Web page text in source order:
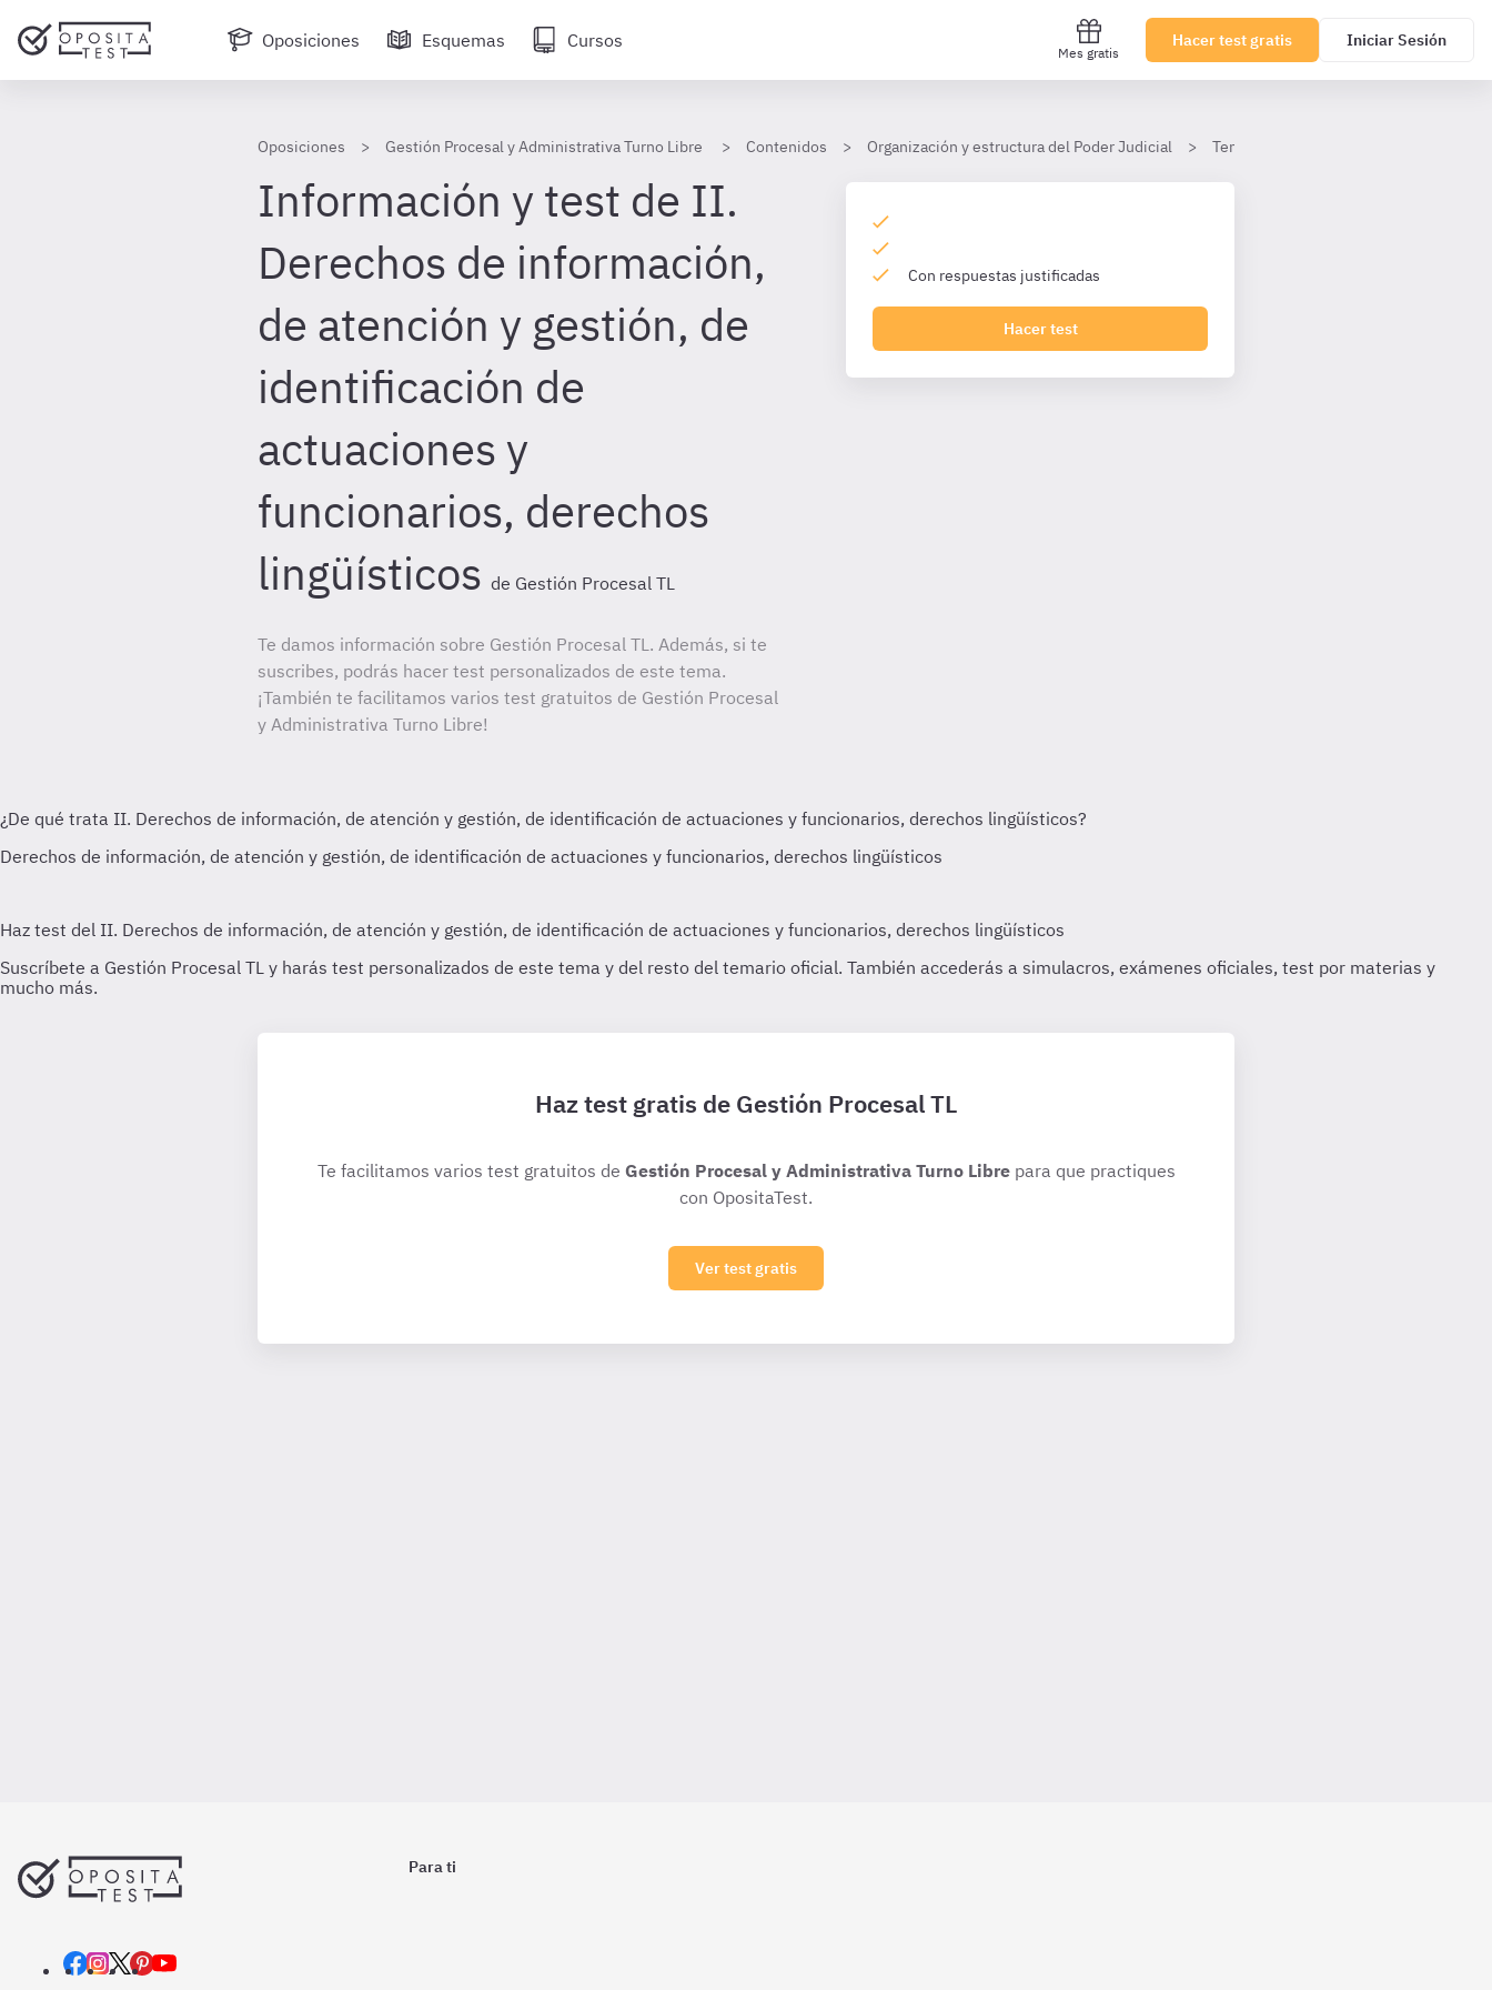
Oposiciones Esquemas Cursos
Mes gratis
Hacer test gratis Iniciar Sesión
Oposiciones Gestión Procesal y Administrativa Turno Libre Contenidos Organización y estructura del Poder Judicial Tema 10
Información y test de II.
Derechos de información,
de atención y gestión, de
identificación de
actuaciones y
funcionarios, derechos
lingüísticos de Gestión Procesal TL
Te damos información sobre Gestión Procesal TL. Además, si te
suscribes, podrás hacer test personalizados de este tema.
¡También te facilitamos varios test gratuitos de Gestión Procesal
y Administrativa Turno Libre!
Con respuestas justificadas
Hacer test
Haz test gratis de Gestión Procesal TL
Te facilitamos varios test gratuitos de Gestión Procesal y Administrativa Turno Librepara que practiques
con OpositaTest.
Ver test gratis
Para ti